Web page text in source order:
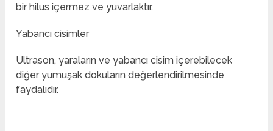
bir hilus içermez ve yuvarlaktır.
Yabancı cisimler
Ultrason, yaraların ve yabancı cisim içerebilecek
diğer yumuşak dokuların değerlendirilmesinde
faydalıdır.